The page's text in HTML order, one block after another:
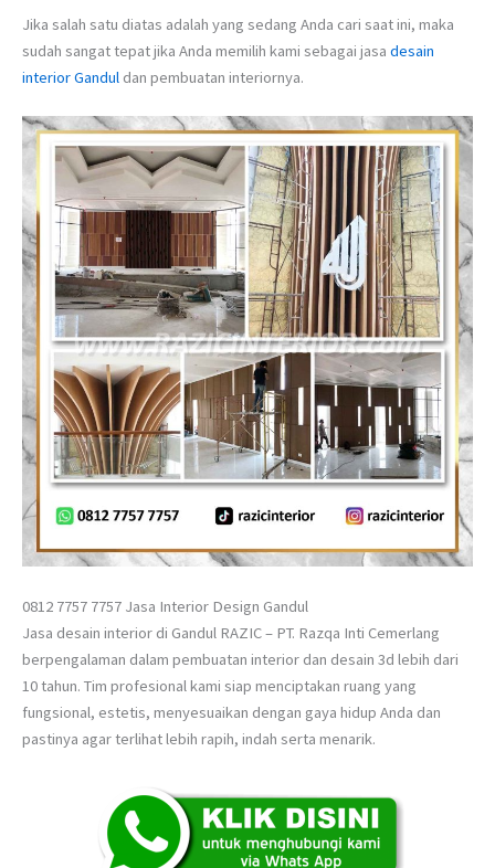
Jika salah satu diatas adalah yang sedang Anda cari saat ini, maka
sudah sangat tepat jika Anda memilih kami sebagai jasa desain
interior Gandul dan pembuatan interiornya.
0812 7757 7757 Jasa Interior Design Gandul
Jasa desain interior di Gandul RAZIC – PT. Razqa Inti Cemerlang
berpengalaman dalam pembuatan interior dan desain 3d lebih dari
10 tahun. Tim profesional kami siap menciptakan ruang yang
fungsional, estetis, menyesuaikan dengan gaya hidup Anda dan
pastinya agar terlihat lebih rapih, indah serta menarik.